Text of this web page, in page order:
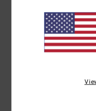
Copertura del
taglio hike
Chiusura:chiusura
L'aspetto del